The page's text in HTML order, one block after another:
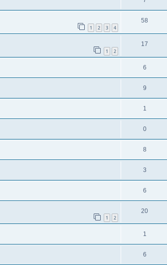
1 2 3 4
58
1 2
17
6
9
1
0
8
3
6
1 2
20
1
6